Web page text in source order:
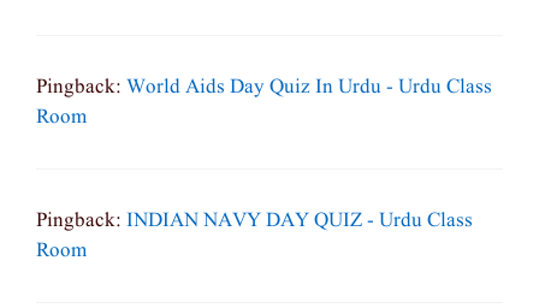
Pingback: World Aids Day Quiz In Urdu - Urdu Class
Room
Pingback: INDIAN NAVY DAY QUIZ - Urdu Class
Room